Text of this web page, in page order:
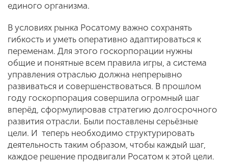
единого организма.
В условиях рынка Росатому важно сохранять
гибкость и уметь оперативно адаптироваться к
переменам. Для этого госкорпорации нужны
общие и понятные всем правила игры, а система
управления отраслью должна непрерывно
развиваться и совершенствоваться. В прошлом
году госкорпорация совершила огромный шаг
вперёд, сформулировав стратегию долгосрочного
развития отрасли. Были поставлены серьёзные
цели. И теперь необходимо структурировать
деятельность таким образом, чтобы каждый шаг,
каждое решение продвигали Росатом к этой цели.